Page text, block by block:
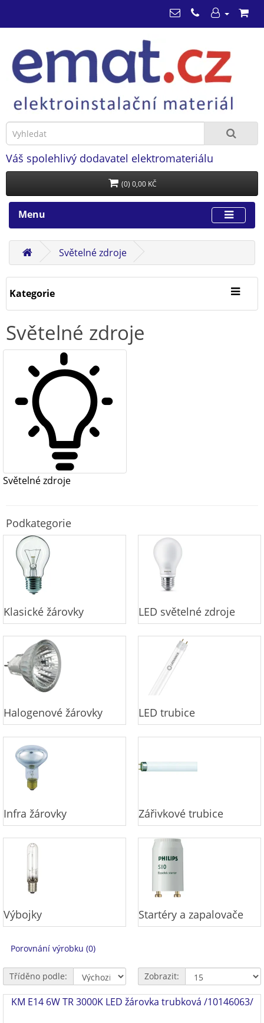
Váš spolehlivý dodavatel elektromateriálu
(0) 0,00 KČ
Menu
Světelné zdroje
Kategorie
Světelné zdroje
Světelné zdroje
Podkategorie
Klasické žárovky LED světelné zdroje
Halogenové žárovky LED trubice
Infra žárovky Zářivkové trubice
Výbojky Startéry a zapalovače
Porovnání výrobku (0)
Tříděno podle: Zobrazit:
KM E14 6W TR 3000K LED žárovka trubková /10146063/